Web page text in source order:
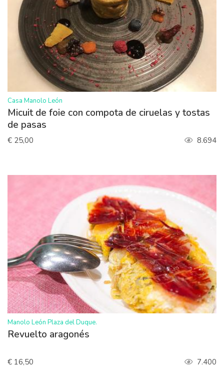
>
Casa Manolo León
Micuit de foie con compota de ciruelas y tostas
de pasas
€ 25,00 8.694
>
Manolo León Plaza del Duque.
Revuelto aragonés
€ 16,50 7.400